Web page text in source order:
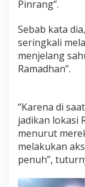
Pinrang”.
Sebab kata
seringkali
menjelang
Ramadhan”.
“Karena di
jadikan lokasi
menurut
melakukan
penuh”,